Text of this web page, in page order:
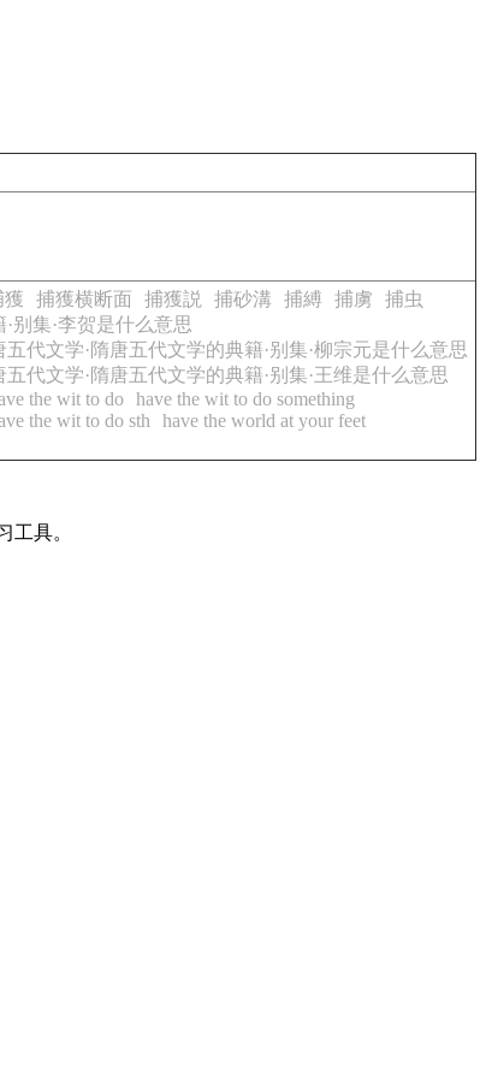
獲 捕獲横断面 捕獲説 捕砂溝 捕縛 捕虜
捕虫
别集·李贺是什么意思
五代文学·隋唐五代文学的典籍·别集·柳宗元是什么意思
五代文学·隋唐五代文学的典籍·别集·王维是什么意思
the wit to do have the wit to do something
the wit to do sth
have the world at your feet
工具。